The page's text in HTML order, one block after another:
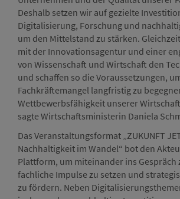
Deshalb setzen wir auf gezielte
Digitalisierung, Forschung und
um den Mittelstand zu stärken.
mit der Innovationsagentur und einer
von Wissenschaft und Wirtschaft den
und schaffen so die Voraussetzungen,
Fachkräftemangel langfristig zu
Wettbewerbsfähigkeit unserer
sagte Wirtschaftsministerin Daniela
Das Veranstaltungsformat „ZUKUNFT
Nachhaltigkeit im Wandel“ bot den
Plattform, um miteinander ins Gespräch
fachliche Impulse zu setzen und
zu fördern. Neben